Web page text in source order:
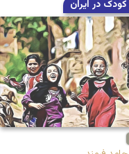
در ایران